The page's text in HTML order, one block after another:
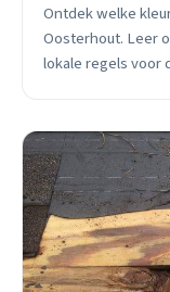
Ontdek welke
Oosterhout. Leer
lokale regels voor